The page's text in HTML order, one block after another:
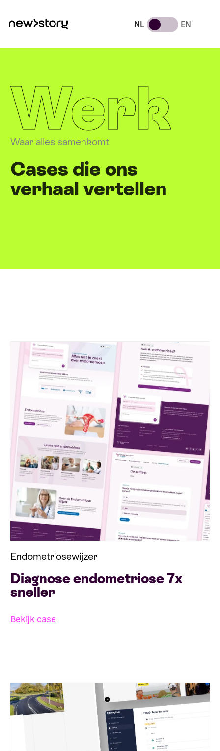
NL EN
Waar alles samenkomt
Cases die ons
verhaal vertellen
Werk
Endometriosewijzer
Diagnose endometriose 7x
sneller
Bekijk case